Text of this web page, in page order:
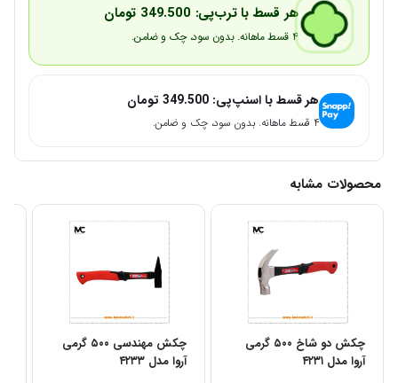
هر قسط با ترب‌پی: 349.500 تومان
۴ قسط ماهانه. بدون سود، چک و ضامن.
هر قسط با اسنپ‌پی: 349.500 تومان
۴ قسط ماهانه. بدون سود، چک و ضامن.
محصولات مشابه
چکش دو شاخ ۵۰۰ گرمی
آروا مدل ۴۲۳۱
چکش مهندسی ۵۰۰ گرمی
آروا مدل ۴۲۳۳